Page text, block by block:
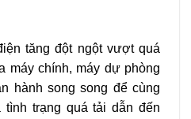
tăng đột ngột vượt quá
máy chính, máy dự phòng
hành song song để cùng
trạng quá tải dẫn đến